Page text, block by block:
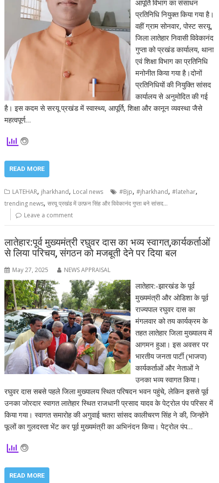
आपूर्ति विभाग का संसाधन
प्रतिनिधि नियुक्त किया गया है।
वहीं ग्राम सोनवार, पोस्ट सरयू,
जिला लातेहार निवासी विवेकानंद
गुप्ता को प्रखंड कार्यालय, थाना
एवं शिक्षा विभाग का प्रतिनिधि
मनोनीत किया गया है।दोनों
प्रतिनिधियों की नियुक्ति सांसद
कार्यालय से अनुमोदित की गई
है। इस कदम से सरयू प्रखंड में स्वास्थ्य, आपूर्ति, शिक्षा और कानून व्यवस्था जैसे
महत्वपूर्ण…
READ MORE
LATEHAR, jharkhand, Local news #Bjp,#jharkhand,#latehar,
trending news,सरयू प्रखंड में उत्फ़न सिंह और विवेकानंद गुप्ता बने सांसद...
Leave a comment
लातेहार:पूर्व मुख्यमंत्री रघुवर दास का भव्य स्वागत,कार्यकर्ताओं
से लिया परिचय, संगठन को मजबूती देने पर दिया बल
May 27, 2025 NEWS APPRAISAL
लातेहार:-झारखंड के पूर्व
मुख्यमंत्री और ओडिशा के पूर्व
राज्यपाल रघुवर दास का
मंगलवार को तय कार्यक्रम के
तहत लातेहार जिला मुख्यालय में
आगमन हुआ। इस अवसर पर
भारतीय जनता पार्टी (भाजपा)
कार्यकर्ताओं और नेताओं ने
उनका भव्य स्वागत किया।
रघुवर दास सबसे पहले जिला मुख्यालय स्थित परिषदन भवन पहुंचे, लेकिन इससे पूर्व
उनका जोरदार स्वागत लातेहार स्थित राजधानी प्रसाद यादव के पेट्रोल पंप परिसर में
किया गया। स्वागत समारोह की अगुवाई चतरा सांसद कालीचरण सिंह ने की, जिन्होंने
फूलों का गुलदस्ता भेंट कर पूर्व मुख्यमंत्री का अभिनंदन किया। पेट्रोल पंप…
READ MORE